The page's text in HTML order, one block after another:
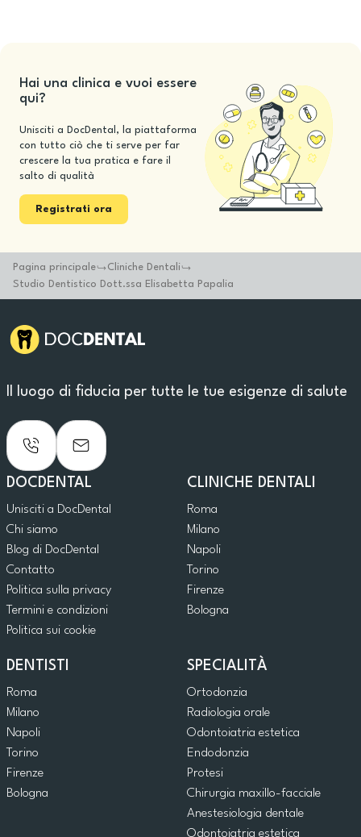
Hai una clinica e vuoi essere
qui?
Unisciti a DocDental, la piattaforma
con tutto ciò che ti serve per far
crescere la tua pratica e fare il
salto di qualità
Registrati ora
Pagina principale
Cliniche Dentali
Studio Dentistico Dott.ssa Elisabetta Papalia
Il luogo di fiducia per tutte le tue esigenze di salute
DOCDENTAL
Unisciti a DocDental
Chi siamo
Blog di DocDental
Contatto
Politica sulla privacy
Termini e condizioni
Politica sui cookie
CLINICHE DENTALI
Roma
Milano
Napoli
Torino
Firenze
Bologna
DENTISTI
Roma
Milano
Napoli
Torino
Firenze
Bologna
SPECIALITÀ
Ortodonzia
Radiologia orale
Odontoiatria estetica
Endodonzia
Protesi
Chirurgia maxillo-facciale
Anestesiologia dentale
Odontoiatria estetica